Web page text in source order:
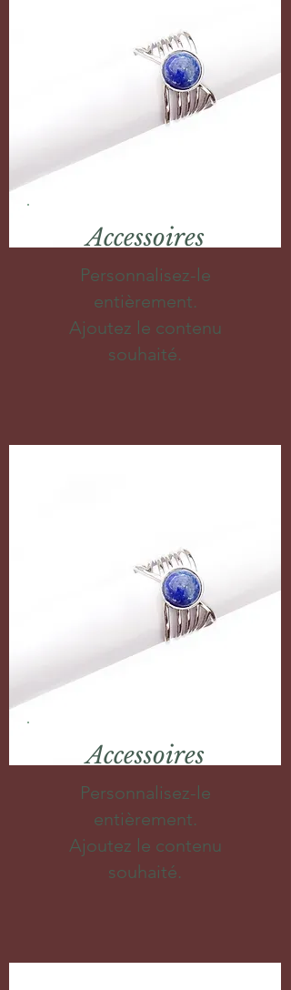
Accessoires
Personnalisez-le
entièrement.
Ajoutez le contenu
souhaité.
Accessoires
Personnalisez-le
entièrement.
Ajoutez le contenu
souhaité.